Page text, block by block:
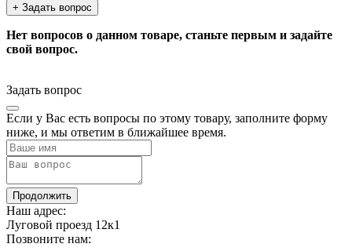
+ Задать вопрос
Нет вопросов о данном товаре, станьте первым и задайте
свой вопрос.
Задать вопрос
Если у Вас есть вопросы по этому товару, заполните форму
ниже, и мы ответим в ближайшее время.
Продолжить
Наш адрес:
Луговой проезд 12к1
Позвоните нам: